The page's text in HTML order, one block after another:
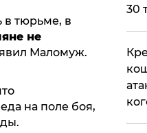
в тюрьме, в
не
Маломуж.
на поле боя,
30